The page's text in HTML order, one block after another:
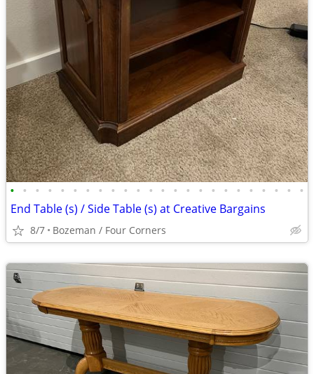
• • • • • • • • • • • • • • • • • • • • • • • •
End Table (s) / Side Table (s) at Creative Bargains
8/7 Bozeman / Four Corners